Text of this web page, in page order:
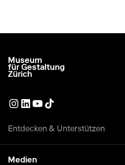
zur Startseite gehen
Museum
für Gestaltung
Zürich
Externer Link
Externer Link
Externer Link
Externer Link
Entdecken & Unterstützen
Medien